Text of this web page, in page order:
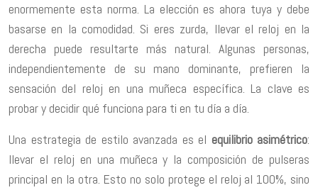
enormemente esta norma. La elección es ahora tuya y debe
basarse en la comodidad. Si eres zurda, llevar el reloj en la
derecha puede resultarte más natural. Algunas personas,
independientemente de su mano dominante, prefieren la
sensación del reloj en una muñeca específica. La clave es
probar y decidir qué funciona para ti en tu día a día.
Una estrategia de estilo avanzada es el equilibrio asimétrico:
llevar el reloj en una muñeca y la composición de pulseras
principal en la otra. Esto no solo protege el reloj al 100%, sino